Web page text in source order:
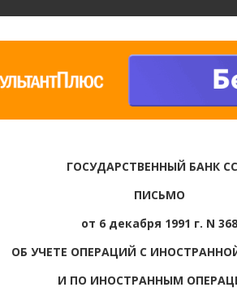
ГОСУДАРСТВЕННЫЙ БАНК
ПИСЬМО
от 6 декабря 1991 г. N 368
ОБ УЧЕТЕ ОПЕРАЦИЙ С
И ПО ИНОСТРАННЫМ